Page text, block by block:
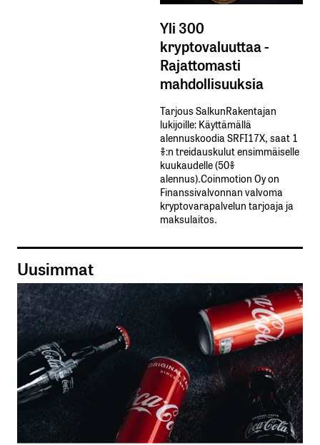
Yli 300
kryptovaluuttaa -
Rajattomasti
mahdollisuuksia
Tarjous SalkunRakentajan
lukijoille: Käyttämällä​ ​
alennuskoodia​ ​SRFI17X,​ ​saat​ ​1
%:n treidauskulut​ ​ensimmäiselle​ ​
kuukaudelle​ ​(50%​ ​
alennus).Coinmotion Oy on
Finanssivalvonnan valvoma
kryptovarapalvelun tarjoaja ja
maksulaitos.
Uusimmat